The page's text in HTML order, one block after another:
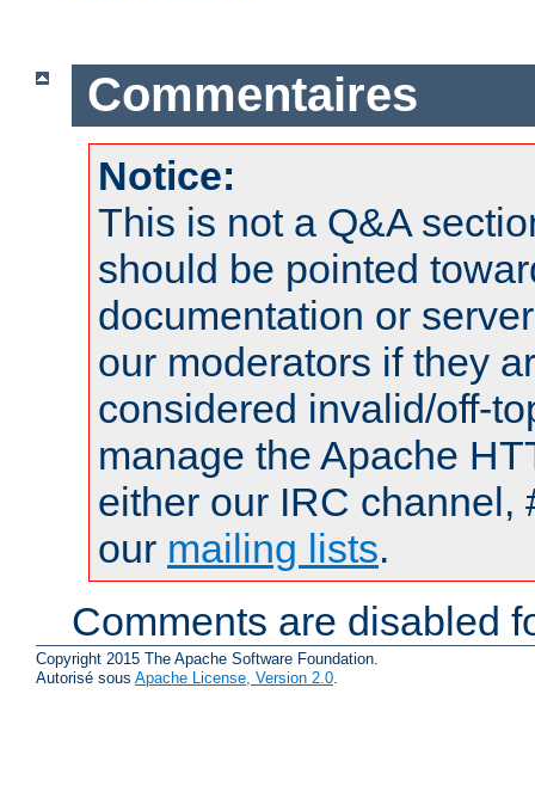
Commentaires
Notice:
This is not a Q&A
should be pointed
documentation or
our moderators if they
considered invalid/off-
manage the Apache
either our IRC channel,
our mailing lists.
Comments are disabled
Copyright 2015 The Apache Software Foundation.
Autorisé sous Apache License, Version 2.0